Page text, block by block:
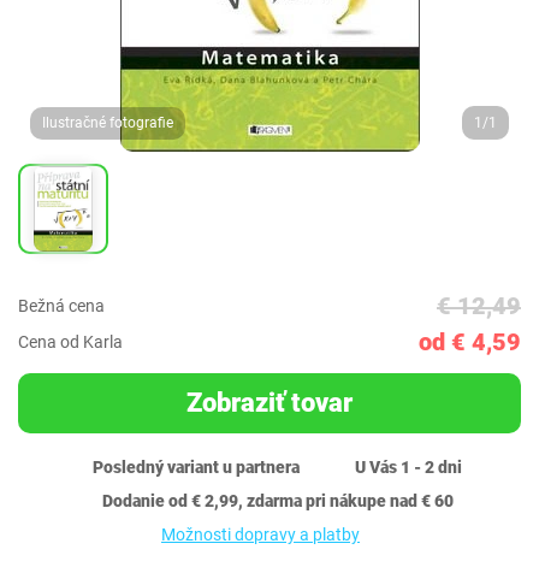
Ilustračné fotografie 1/1
Bežná cena € 12,49
Cena od Karla od € 4,59
Zobraziť tovar
Posledný variant u partnera
U Vás 1 - 2 dni
Dodanie od € 2,99, zdarma pri nákupe nad € 60
Možnosti dopravy a platby